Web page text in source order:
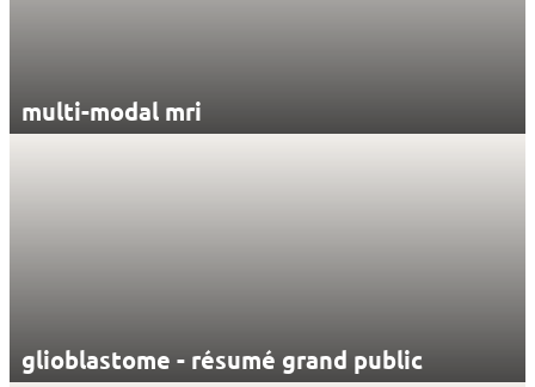
multi-modal mri
glioblastome - résumé grand public